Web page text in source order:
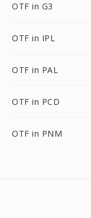
OTF in G3
OTF in IPL
OTF in PAL
OTF in PCD
OTF in PNM